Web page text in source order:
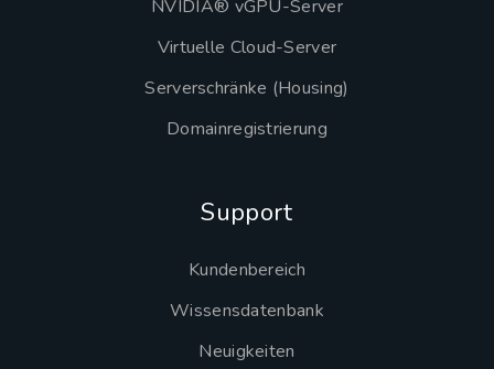
NVIDIA® vGPU-Server
Virtuelle Cloud-Server
Serverschränke (Housing)
Domainregistrierung
Support
Kundenbereich
Wissensdatenbank
Neuigkeiten